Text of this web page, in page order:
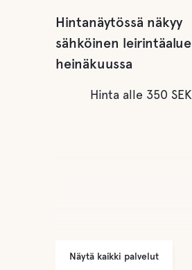
Hintanäytössä näkyy
sähköinen leirintäalue
heinäkuussa
Hinta alle 350 SEK
Näytä kaikki palvelut